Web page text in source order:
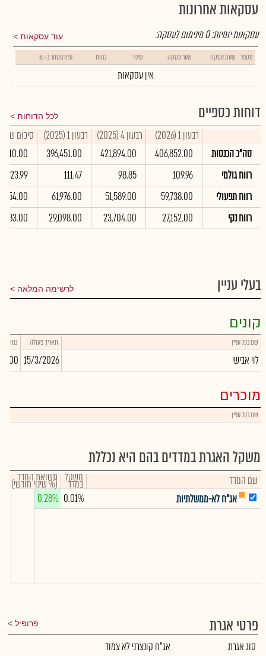
עסקאות אחרונות
עוד עסקאות עסקאות יומיות:0מינימום לעסקה:
מספר שעת עסקה שער עסקה שינוי כמות נפח מסחר ב- ₪
אין עסקאות
דוחות כספיים לכל הדוחות
רבעון 1 (2026) רבעון 4 (2025) רבעון 1 (2025)
סיכום שנתי
סה"כ הכנסות
406,852.00
421,894.00
396,451.00
רווח גולמי
109.96
98.85
111.47
423.99
רווח תפעולי
59,738.00
51,589.00
61,976.00
רווח נקי
27,152.00
23,704.00
29,098.00
בעלי עניין לרשימה המלאה
קונים
שם בעל עניין תאריך פעולה כמות
לוי אבישי 15/3/2026
מוכרים
שם בעל עניין
משקל האגרת במדדים בהם היא נכללת
שם המדד משקל
במדד תשואת המדד
(% שינוי חודשי)
אג"ח לא-ממשלתיות
0.01%
0.28%
פרטי אגרת פרופיל
סוג אגרת
אג"ח קונצרני לא צמוד